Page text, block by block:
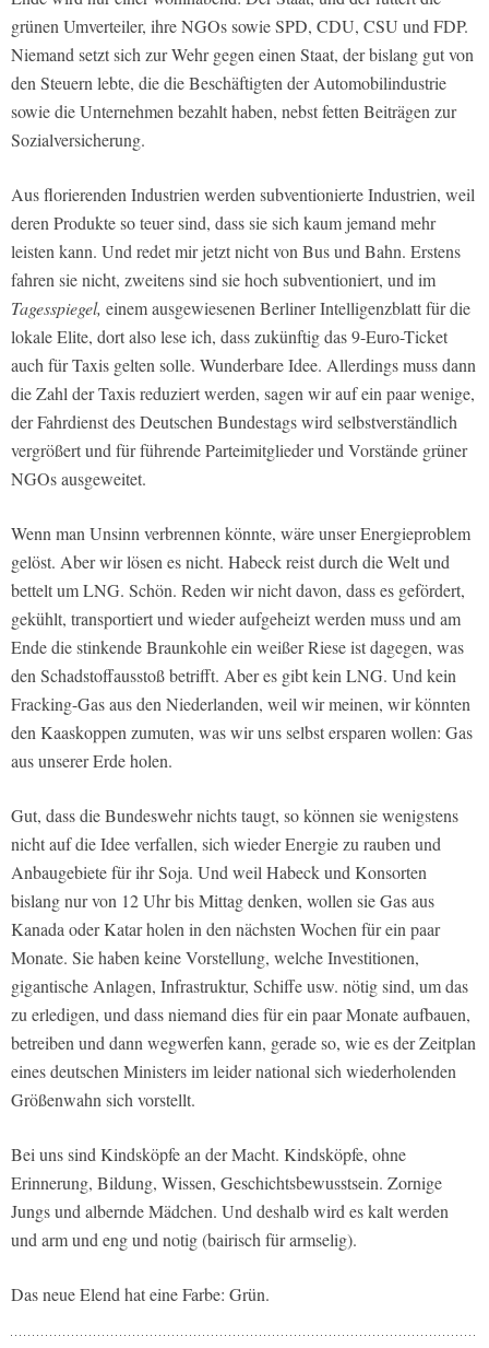
grünen Umverteiler, ihre NGOs sowie SPD, CDU, CSU und FDP.
Niemand setzt sich zur Wehr gegen einen Staat, der bislang gut von
den Steuern lebte, die die Beschäftigten der Automobilindustrie
sowie die Unternehmen bezahlt haben, nebst fetten Beiträgen zur
Sozialversicherung.
Aus florierenden Industrien werden subventionierte Industrien, weil
deren Produkte so teuer sind, dass sie sich kaum jemand mehr
leisten kann. Und redet mir jetzt nicht von Bus und Bahn. Erstens
fahren sie nicht, zweitens sind sie hoch subventioniert, und im
Tagesspiegel, einem ausgewiesenen Berliner Intelligenzblatt für die
lokale Elite, dort also lese ich, dass zukünftig das 9-Euro-Ticket
auch für Taxis gelten solle. Wunderbare Idee. Allerdings muss dann
die Zahl der Taxis reduziert werden, sagen wir auf ein paar wenige,
der Fahrdienst des Deutschen Bundestags wird selbstverständlich
vergrößert und für führende Parteimitglieder und Vorstände grüner
NGOs ausgeweitet.
Wenn man Unsinn verbrennen könnte, wäre unser Energieproblem
gelöst. Aber wir lösen es nicht. Habeck reist durch die Welt und
bettelt um LNG. Schön. Reden wir nicht davon, dass es gefördert,
gekühlt, transportiert und wieder aufgeheizt werden muss und am
Ende die stinkende Braunkohle ein weißer Riese ist dagegen, was
den Schadstoffausstoß betrifft. Aber es gibt kein LNG. Und kein
Fracking-Gas aus den Niederlanden, weil wir meinen, wir könnten
den Kaaskoppen zumuten, was wir uns selbst ersparen wollen: Gas
aus unserer Erde holen.
Gut, dass die Bundeswehr nichts taugt, so können sie wenigstens
nicht auf die Idee verfallen, sich wieder Energie zu rauben und
Anbaugebiete für ihr Soja. Und weil Habeck und Konsorten
bislang nur von 12 Uhr bis Mittag denken, wollen sie Gas aus
Kanada oder Katar holen in den nächsten Wochen für ein paar
Monate. Sie haben keine Vorstellung, welche Investitionen,
gigantische Anlagen, Infrastruktur, Schiffe usw. nötig sind, um das
zu erledigen, und dass niemand dies für ein paar Monate aufbauen,
betreiben und dann wegwerfen kann, gerade so, wie es der Zeitplan
eines deutschen Ministers im leider national sich wiederholenden
Größenwahn sich vorstellt.
Bei uns sind Kindsköpfe an der Macht. Kindsköpfe, ohne
Erinnerung, Bildung, Wissen, Geschichtsbewusstsein. Zornige
Jungs und albernde Mädchen. Und deshalb wird es kalt werden
und arm und eng und notig (bairisch für armselig).
Das neue Elend hat eine Farbe: Grün.